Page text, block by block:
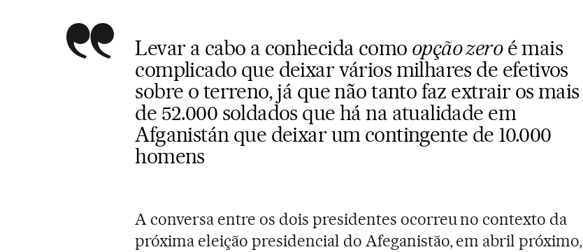
Levar a cabo a conhecida como opção zeroé mais
complicado que deixar vários milhares de efetivos
sobre o terreno, já que não tanto faz extrair os mais
de 52.000 soldados que há na atualidade em
Afganistán que deixar um contingente de 10.000
homens
A conversa entre os dois presidentes ocorreu no contexto da
próxima eleição presidencial do Afeganistão, em abril próximo,